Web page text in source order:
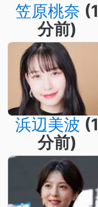
笠原桃奈 (1
分前)
浜辺美波 (1
分前)